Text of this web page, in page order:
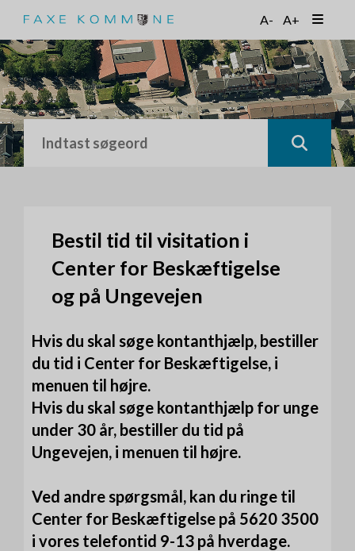
t
i
l
h
o
v
e
d
A- A+
Bestil tid til visitation i
Center for Beskæftigelse
og på Ungevejen
Hvis du skal søge kontanthjælp, bestiller
du tid i Center for Beskæftigelse, i
menuen til højre.
Hvis du skal søge kontanthjælp for unge
under 30 år, bestiller du tid på
Ungevejen, i menuen til højre.
Ved andre spørgsmål, kan du ringe til
Center for Beskæftigelse på 5620 3500
i vores telefontid 9-13 på hverdage.